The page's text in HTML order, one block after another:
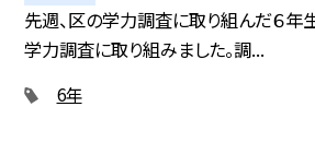
先週、区の学力調査に取り組んだ６年
学力調査に取り組みました。調...
6年